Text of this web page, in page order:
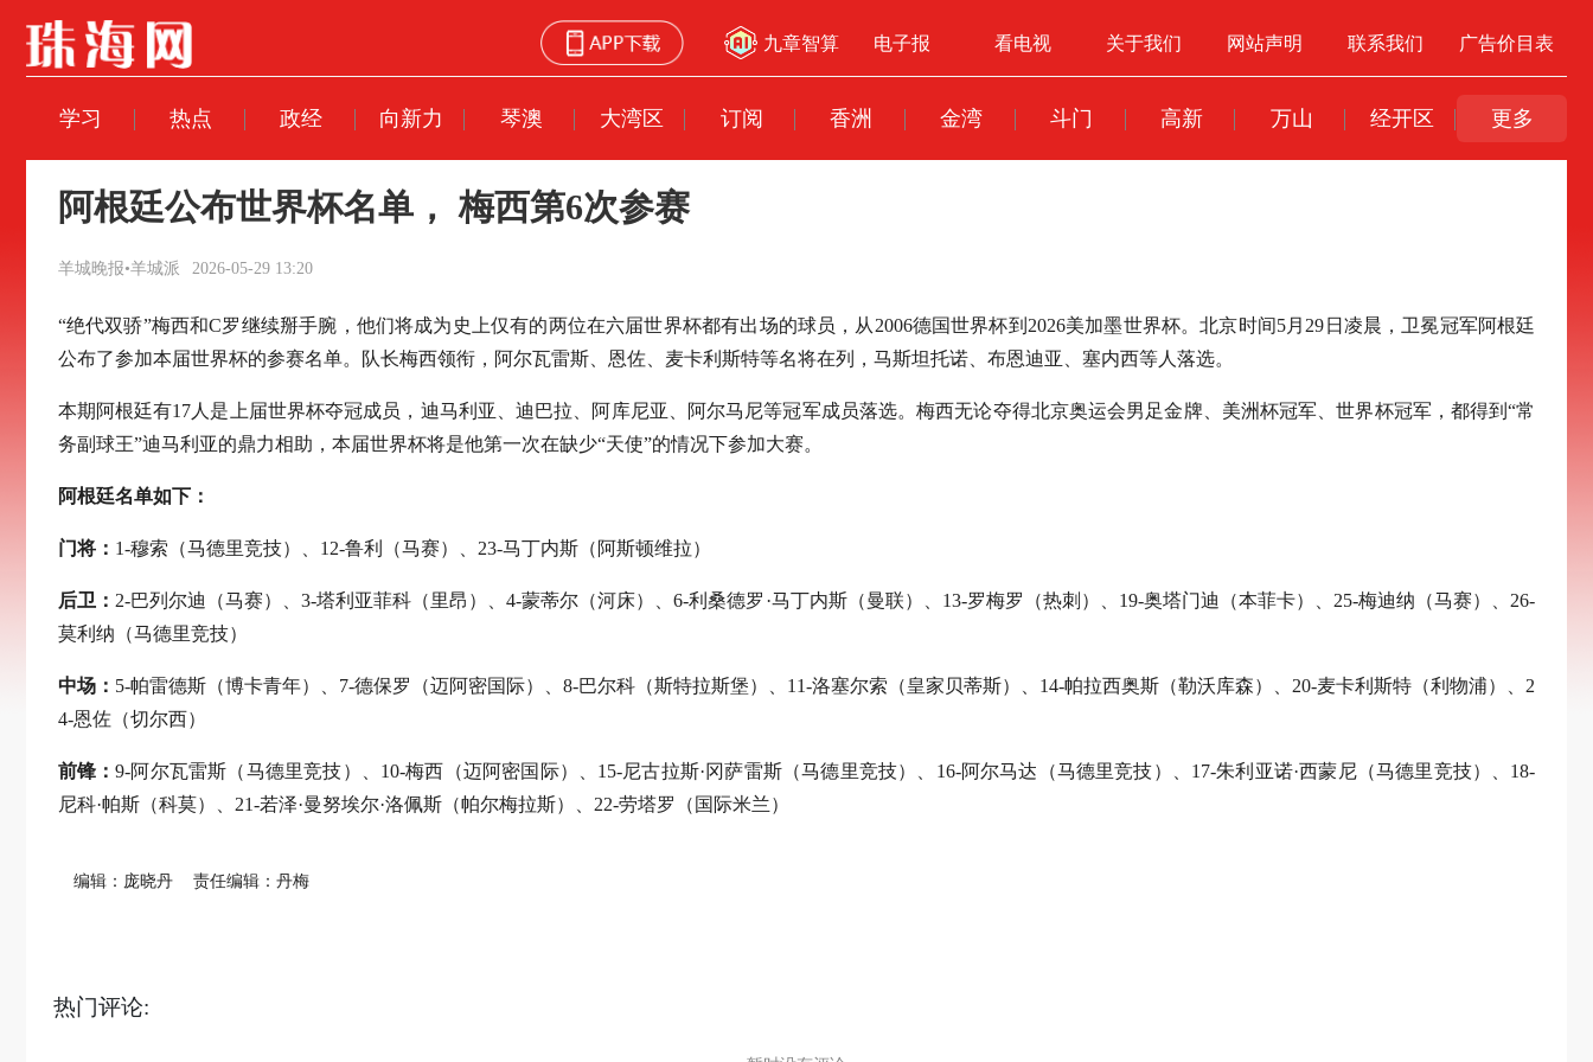
九章智算 电子报 看电视 关于我们 网站声明 联系我们 广告价目表
学习 热点 政经 向新力 琴澳 大湾区 订阅 香洲 金湾 斗门 高新 万山 经开区 更多
阿根廷公布世界杯名单， 梅西第6次参赛
羊城晚报•羊城派 2026-05-29 13:20
“绝代双骄”梅西和C罗继续掰手腕，他们将成为史上仅有的两位在六届世界杯都有出场的球员，从2006德国世界杯到2026美加墨世界杯。北京时间5月29日凌晨，卫冕冠军阿根廷
公布了参加本届世界杯的参赛名单。队长梅西领衔，阿尔瓦雷斯、恩佐、麦卡利斯特等名将在列，马斯坦托诺、布恩迪亚、塞内西等人落选。
本期阿根廷有17人是上届世界杯夺冠成员，迪马利亚、迪巴拉、阿库尼亚、阿尔马尼等冠军成员落选。梅西无论夺得北京奥运会男足金牌、美洲杯冠军、世界杯冠军，都得到“常
务副球王”迪马利亚的鼎力相助，本届世界杯将是他第一次在缺少“天使”的情况下参加大赛。
阿根廷名单如下：
门将： 1-穆索（马德里竞技）、12-鲁利（马赛）、23-马丁内斯（阿斯顿维拉）
后卫： 2-巴列尔迪（马赛）、3-塔利亚菲科（里昂）、4-蒙蒂尔（河床）、6-利桑德罗·马丁内斯（曼联）、13-罗梅罗（热刺）、19-奥塔门迪（本菲卡）、25-梅迪纳（马赛）、26-
莫利纳（马德里竞技）
中场： 5-帕雷德斯（博卡青年）、7-德保罗（迈阿密国际）、8-巴尔科（斯特拉斯堡）、11-洛塞尔索（皇家贝蒂斯）、14-帕拉西奥斯（勒沃库森）、20-麦卡利斯特（利物浦）、2
4-恩佐（切尔西）
前锋：9-阿尔瓦雷斯（马德里竞技）、10-梅西（迈阿密国际）、15-尼古拉斯·冈萨雷斯（马德里竞技）、16-阿尔马达（马德里竞技）、17-朱利亚诺·西蒙尼（马德里竞技）、18-
尼科·帕斯（科莫）、21-若泽·曼努埃尔·洛佩斯（帕尔梅拉斯）、22-劳塔罗（国际米兰）
编辑：庞晓丹 责任编辑：丹梅
热门评论: